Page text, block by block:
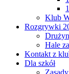
Klub
Rozgrywki
Hale
Kontakt z
Dla szkół